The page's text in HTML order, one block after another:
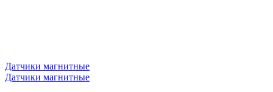
Датчики магнитные
Датчики магнитные